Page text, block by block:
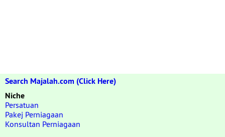
Search Majalah.com (Click Here)
Niche
Persatuan
Pakej Perniagaan
Konsultan Perniagaan